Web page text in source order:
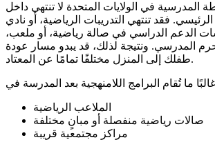
المدرسية في الولايات المتحدة لا تنتهي داخل
فقد تنتهي التدريبات الرياضية، أو نادي
الدعم الدراسي في صالة رياضية، أو ملعب،
المدرسي. ونتيجة لذلك، قد يبدو مسار عودة
طفلك إلى المنزل مختلفًا تمامًا عن المعتاد.
الملاعب الرياضية
صالات رياضية منفصلة أو مبانٍ مختلفة
مراكز مجتمعية قريبة